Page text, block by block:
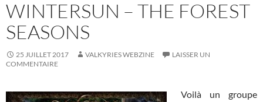
WINTERSUN – THE FOREST
SEASONS
25 JUILLET 2017 VALKYRIES WEBZINE
LAISSER UN
COMMENTAIRE
Voilà un groupe